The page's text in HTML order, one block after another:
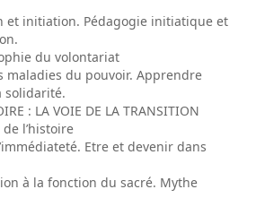
et initiation. Pédagogie initiatique et
du volontariat
maladies du pouvoir. Apprendre
solidarité.
: LA VOIE DE LA TRANSITION
l’histoire
Etre et devenir dans
à la fonction du sacré. Mythe